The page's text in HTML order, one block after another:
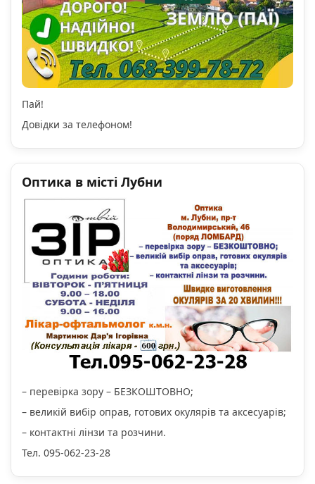
Пай!
Довідки за телефоном!
Оптика в місті Лубни
– перевірка зору – БЕЗКОШТОВНО;
– великій вибір оправ, готових окулярів та аксесуарів;
– контактні лінзи та розчини.
Тел. 095-062-23-28